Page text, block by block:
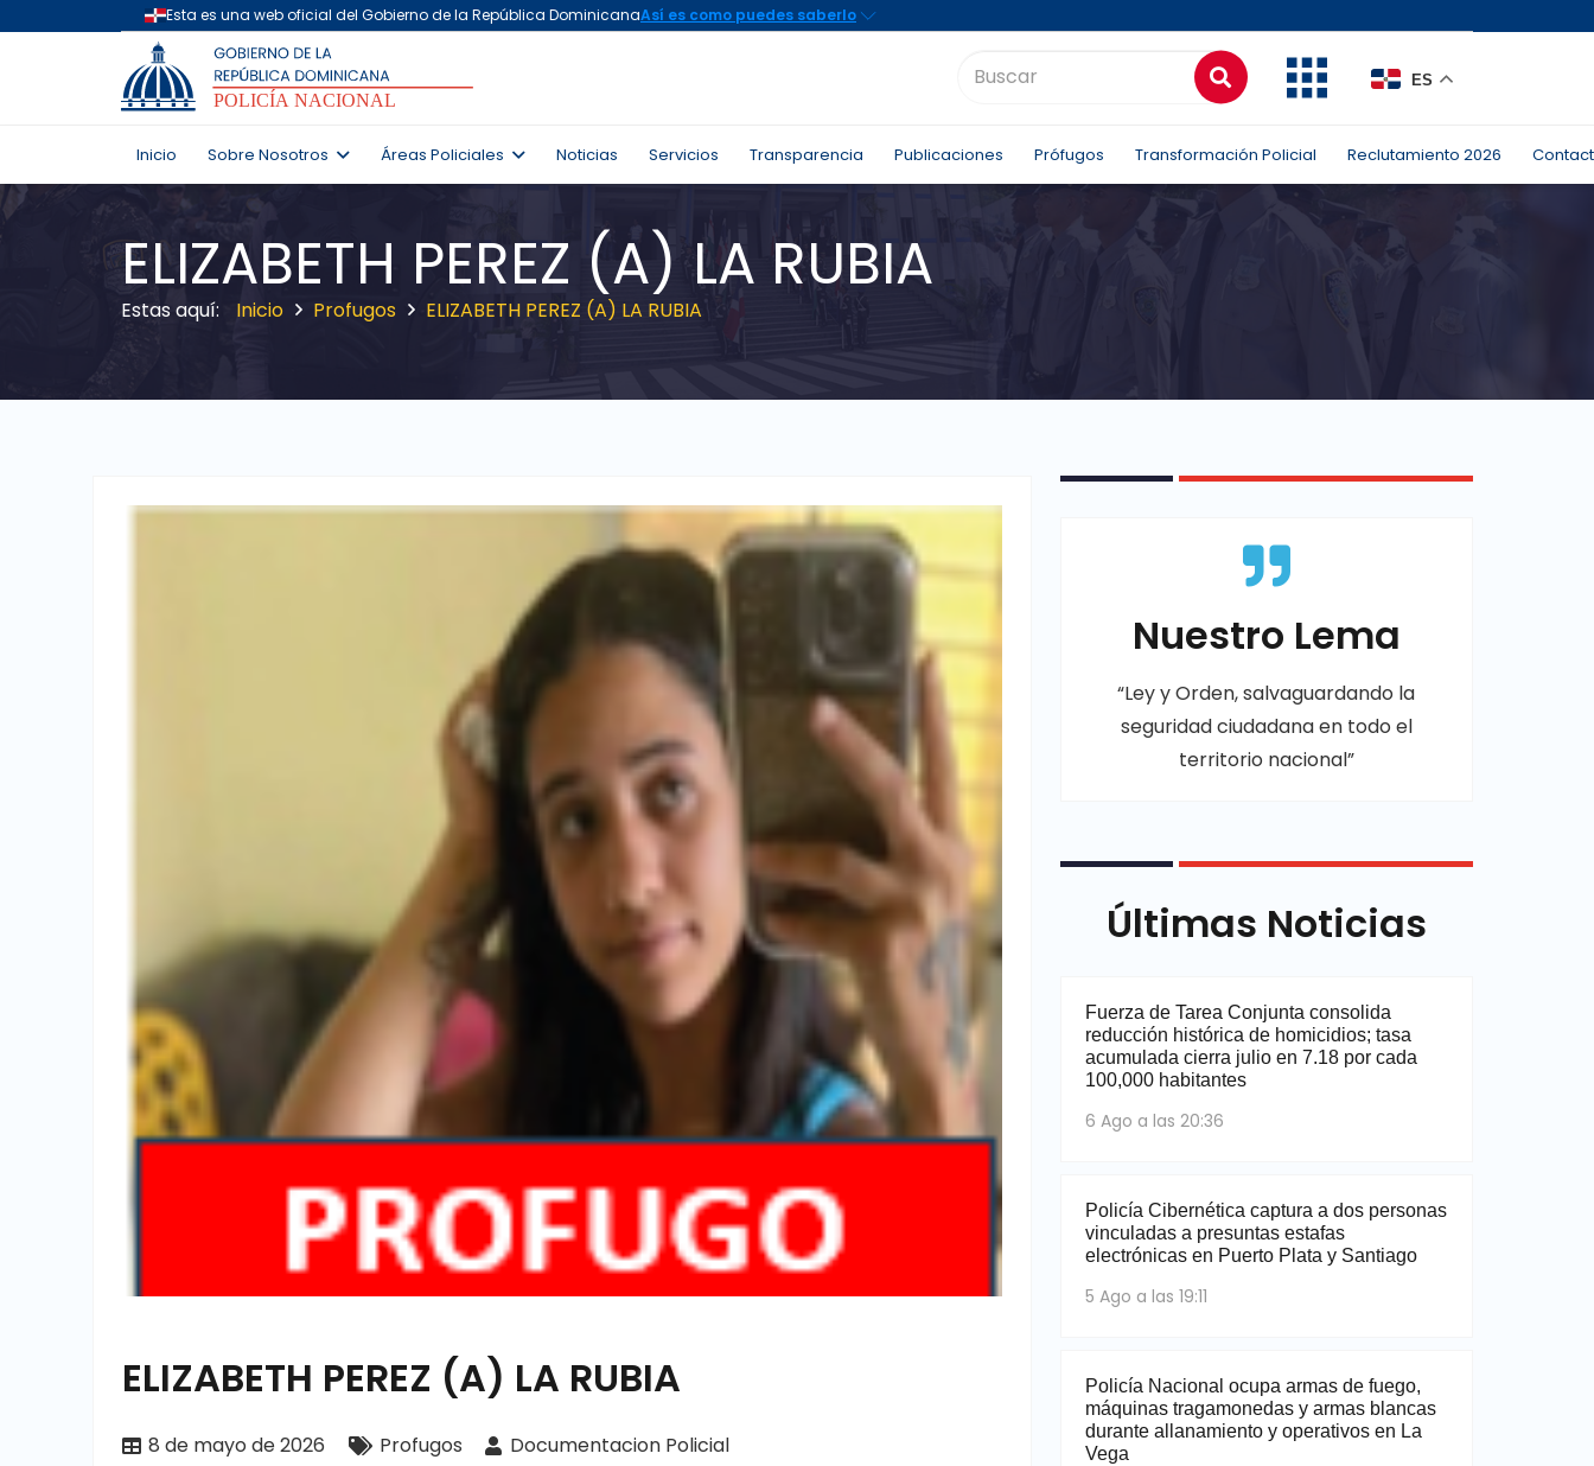
ES
Inicio Sobre Nosotros Áreas Policiales Noticias Servicios Transparencia Publicaciones Prófugos Transformación Policial Reclutamiento 2026
ELIZABETH PEREZ (A) LA RUBIA
Inicio Profugos ELIZABETH PEREZ (A) LA RUBIA
ELIZABETH PEREZ (A) LA RUBIA
8 de mayo de 2026 Profugos Documentacion Policial
Nuestro Lema
“Ley y Orden, salvaguardando la
seguridad ciudadana en todo el
territorio nacional”
Últimas Noticias
Fuerza de Tarea Conjunta consolida
reducción histórica de homicidios; tasa
acumulada cierra julio en 7.18 por cada
100,000 habitantes
6 Ago a las 20:36
Policía Cibernética captura a dos personas
vinculadas a presuntas estafas
electrónicas en Puerto Plata y Santiago
5 Ago a las 19:11
Policía Nacional ocupa armas de fuego,
máquinas tragamonedas y armas blancas
durante allanamiento y operativos en La
Vega